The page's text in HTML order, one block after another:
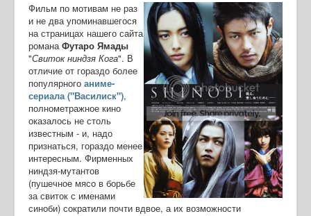
Фильм по мотивам не раз
и не два упоминавшегося
на страницах нашего сайта
романаФутаро Ямады
"Свиток ниндзя Кога". В
отличие от гораздо более
популярного аниме-
сериала ("Василиск"),
полнометражное кино
оказалось не столь
известным - и, надо
признаться, гораздо менее
интересным. Фирменных
ниндзя-мутантов
(пушечное мясо в борьбе
за свиток с именами
синоби) сократили почти вдвое, а их возможности